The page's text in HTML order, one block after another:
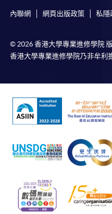
內聯網 網頁出版政策 私隱
© 2026 香港大學專業進修學院
香港大學專業進修學院乃非牟利